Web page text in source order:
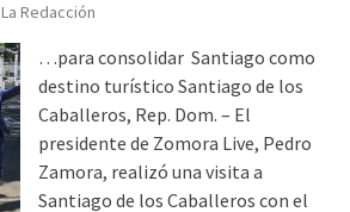
La Redacción
…para consolidar Santiago como
destino turístico Santiago de los
Caballeros, Rep. Dom. – El
presidente de Zomora Live, Pedro
Zamora, realizó una visita a
Santiago de los Caballeros con el